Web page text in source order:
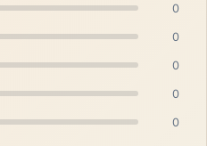
0
0
0
0
0